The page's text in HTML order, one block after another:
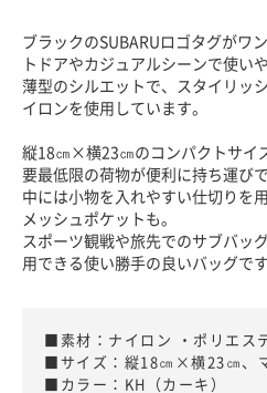
ブラックのSUBARUロゴタグがワ
トドアやカジュアルシーンで使い
薄型のシルエットで、スタイリッ
イロンを使用しています。
縦18㎝×横23㎝のコンパクトサイ
要最低限の荷物が便利に持ち運び
中には小物を入れやすい仕切りを
メッシュポケットも。
スポーツ観戦や旅先でのサブバッ
用できる使い勝手の良いバッグです
■素材：ナイロン ・ポリエス
■サイズ：縦18㎝×横23㎝、
■カラー：KH（カーキ）